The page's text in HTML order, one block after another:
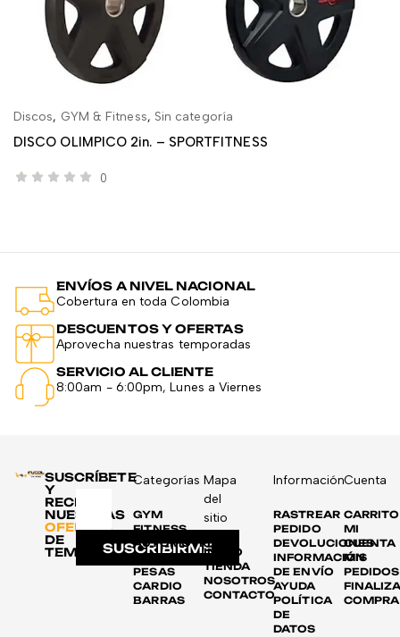
LEER MÁS
Discos, GYM & Fitness, Sin categoría
DISCO OLIMPICO 2in. – SPORTFITNESS
0
ENVÍOS A NIVEL NACIONAL
Cobertura en toda Colombia
DESCUENTOS Y OFERTAS
Aprovecha nuestras temporadas
SERVICIO AL CLIENTE
8:00am - 6:00pm, Lunes a Viernes
SUSCRÍBETE
Y
RECIBE
NUESTRAS
OFERTAS
DE
TEMPORADASUSCRIBIRME
Categorías
GYM
FITNESS
AUTOMOTRIZ
DISCOS
PESAS
CARDIO
BARRAS
Mapa
del
sitio
INICIO
TIENDA
NOSOTROS
CONTACTO
Información
RASTREAR
PEDIDO
DEVOLUCIONES
INFORMACIÓN
DE ENVÍO
AYUDA
POLÍTICA
DE
DATOS
Cuenta
CARRITO
MI
CUENTA
MIS
PEDIDOS
COMPRA